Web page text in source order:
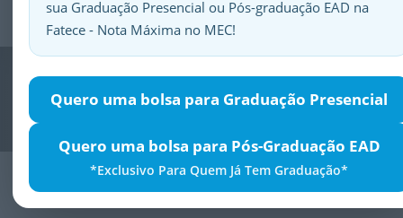
sua Graduação Presencial ou Pós-graduação EAD na
Fatece - Nota Máxima no MEC!
Quero uma bolsa para Graduação Presencial
Quero uma bolsa para Pós-Graduação EAD
*Exclusivo Para Quem Já Tem Graduação*
SuaFatece.Seuorgulho.
Previous